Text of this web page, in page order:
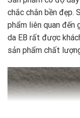
chắc chắn bền đẹp.
phẩm liên quan đến
da EB rất được
sản phẩm chất